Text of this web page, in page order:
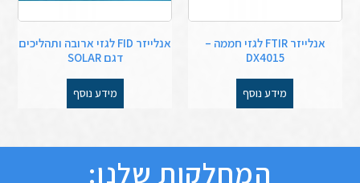
אנלייזר FTIR לגזי חממה –
DX4015
מידע נוסף
אנלייזר FID לגזי ארובה ותהליכים
דגם SOLAR
מידע נוסף
המחלקות שלנו: